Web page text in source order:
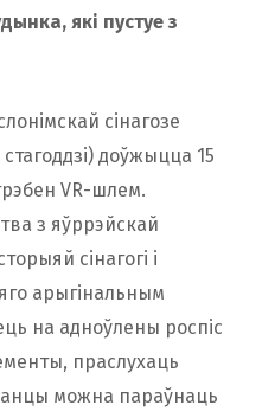
які пустуе з
сінагозе
доўжыцца 15
VR-шлем.
з яўррэйскай
сінагогі і
арыгінальным
на адноўлены роспіс
праслухаць
можна параўнаць